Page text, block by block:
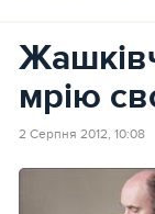
мрію
2 Серпня 2012, 10:08